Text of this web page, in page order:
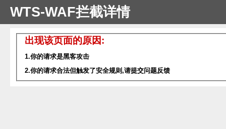
WTS-WAF拦截详情
出现该页面的原因:
1.你的请求是黑客攻击
2.你的请求合法但触发了安全规则,请提交问题反馈